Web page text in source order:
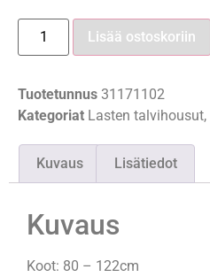
Lisää ostoskoriin
Tuotetunnus 31171102
Kategoriat Lasten talvihousut,
Kuvaus Lisätiedot
Kuvaus
Koot: 80 – 122cm